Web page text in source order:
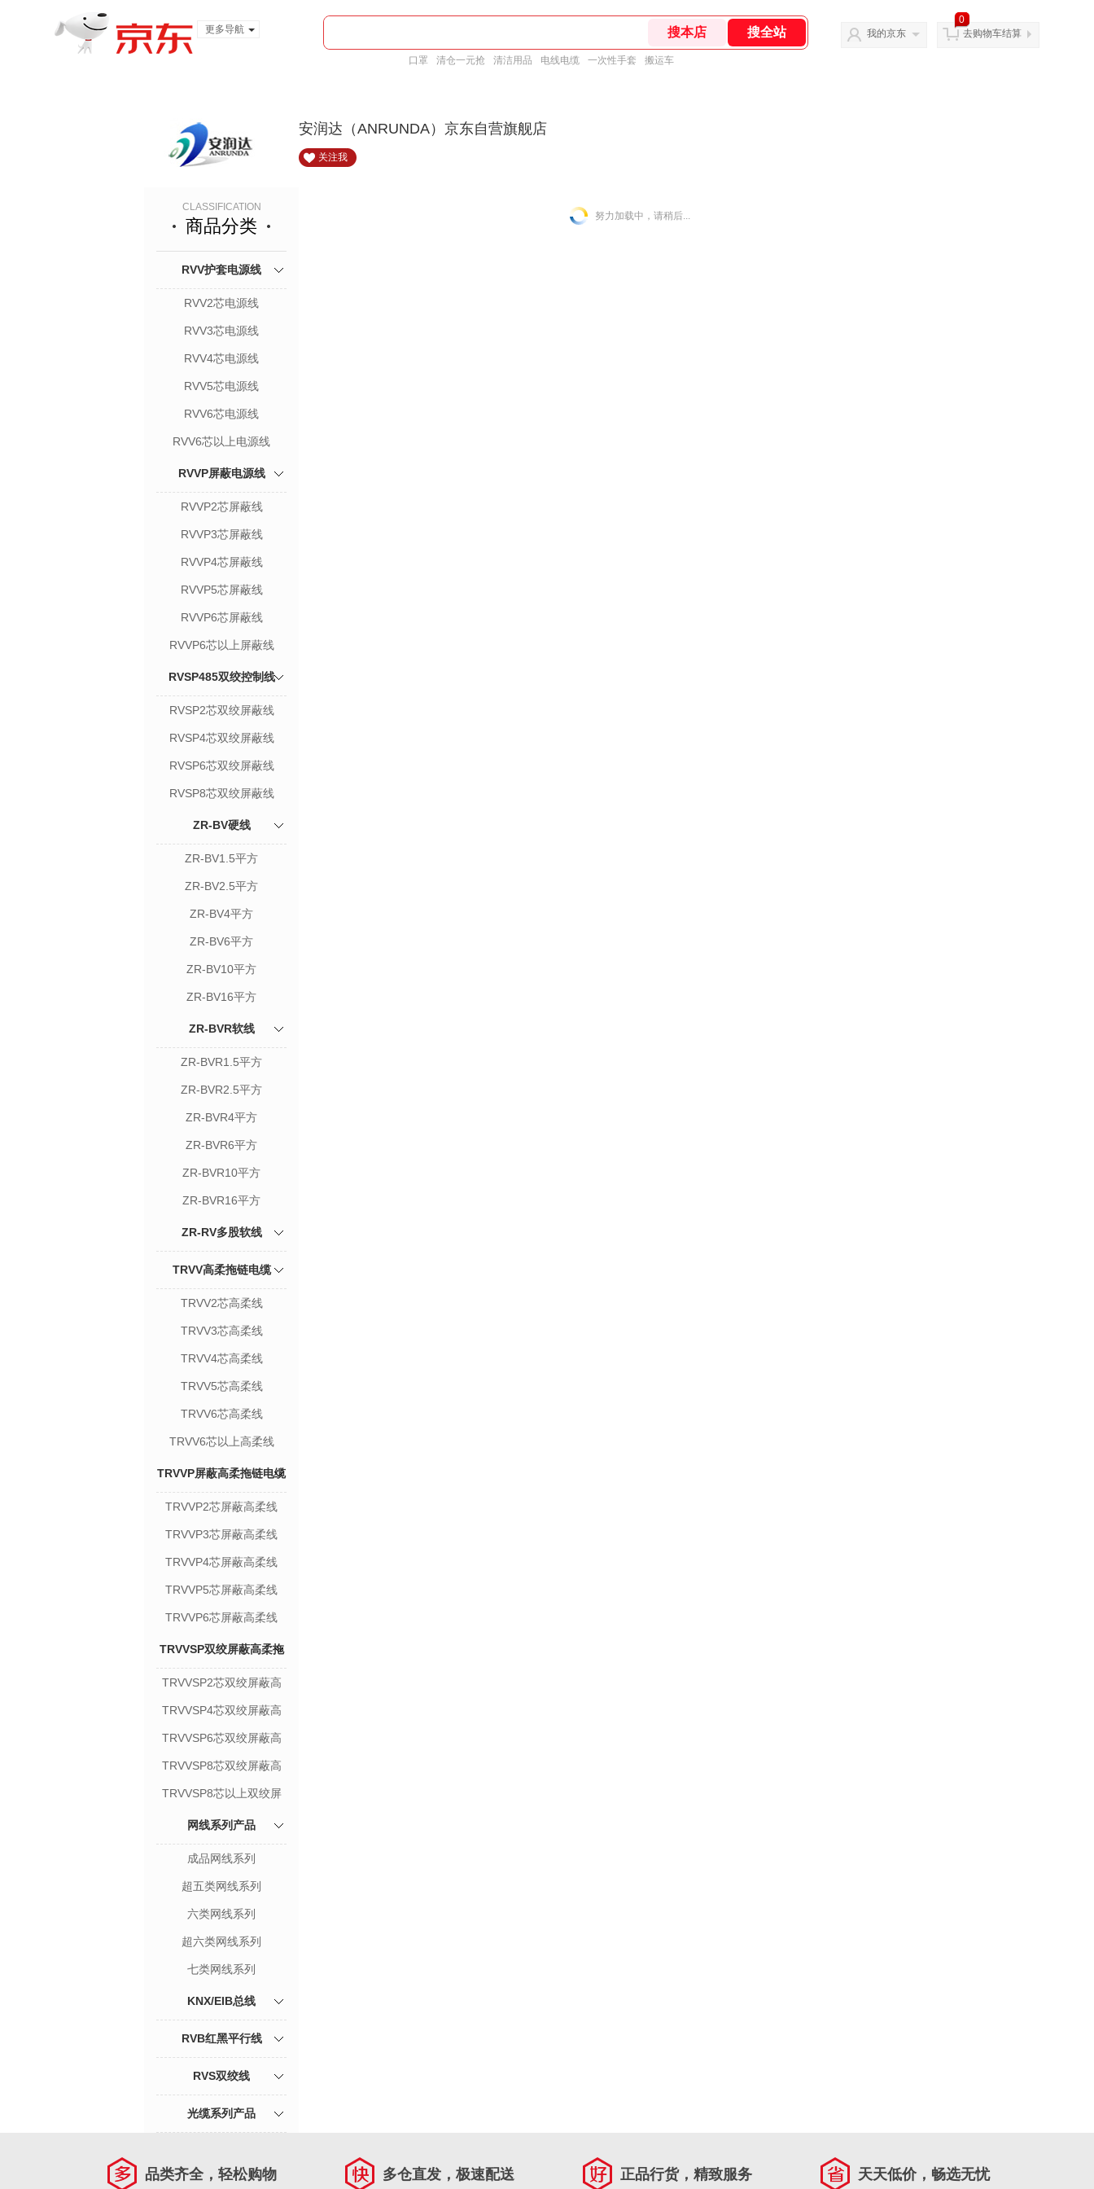
更多导航
口罩 清仓一元抢 清洁用品 电线电缆 一次性手套 搬运车
我的京东
0
去购物车结算
安润达（ANRUNDA）京东自营旗舰店
关注我
CLASSIFICATION
商品分类
RVV护套电源线
RVV2芯电源线
RVV3芯电源线
RVV4芯电源线
RVV5芯电源线
RVV6芯电源线
RVV6芯以上电源线
RVVP屏蔽电源线
RVVP2芯屏蔽线
RVVP3芯屏蔽线
RVVP4芯屏蔽线
RVVP5芯屏蔽线
RVVP6芯屏蔽线
RVVP6芯以上屏蔽线
RVSP485双绞控制线
RVSP2芯双绞屏蔽线
RVSP4芯双绞屏蔽线
RVSP6芯双绞屏蔽线
RVSP8芯双绞屏蔽线
ZR-BV硬线
ZR-BV1.5平方
ZR-BV2.5平方
ZR-BV4平方
ZR-BV6平方
ZR-BV10平方
ZR-BV16平方
ZR-BVR软线
ZR-BVR1.5平方
ZR-BVR2.5平方
ZR-BVR4平方
ZR-BVR6平方
ZR-BVR10平方
ZR-BVR16平方
ZR-RV多股软线
TRVV高柔拖链电缆
TRVV2芯高柔线
TRVV3芯高柔线
TRVV4芯高柔线
TRVV5芯高柔线
TRVV6芯高柔线
TRVV6芯以上高柔线
TRVVP屏蔽高柔拖链电缆
TRVVP2芯屏蔽高柔线
TRVVP3芯屏蔽高柔线
TRVVP4芯屏蔽高柔线
TRVVP5芯屏蔽高柔线
TRVVP6芯屏蔽高柔线
TRVVSP双绞屏蔽高柔拖
链电缆
TRVVSP2芯双绞屏蔽高
柔线
TRVVSP4芯双绞屏蔽高
柔线
TRVVSP6芯双绞屏蔽高
柔线
TRVVSP8芯双绞屏蔽高
柔线
TRVVSP8芯以上双绞屏
网线系列产品
成品网线系列
超五类网线系列
六类网线系列
超六类网线系列
七类网线系列
KNX/EIB总线
RVB红黑平行线
RVS双绞线
光缆系列产品
努力加载中，请稍后...
品类齐全，轻松购物 多仓直发，极速配送 正品行货，精致服务 天天低价，畅选无忧